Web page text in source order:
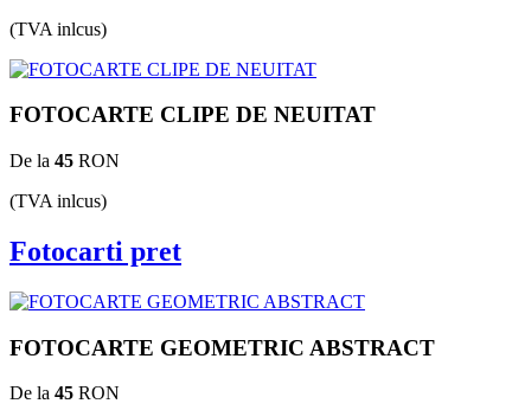
(TVA inlcus)
FOTOCARTE CLIPE DE NEUITAT
De la 45 RON
(TVA inlcus)
Fotocarti pret
FOTOCARTE GEOMETRIC ABSTRACT
De la 45 RON